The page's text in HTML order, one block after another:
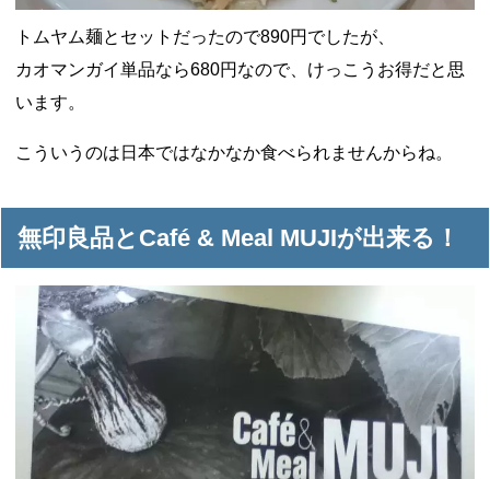
トムヤム麺とセットだったので890円でしたが、
カオマンガイ単品なら680円なので、けっこうお得だと思
います。
こういうのは日本ではなかなか食べられませんからね。
無印良品とCafé & Meal MUJIが出来る！